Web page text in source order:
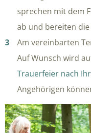
sprechen mit dem
ab und bereiten
Am vereinbarten
Auf Wunsch wird
Trauerfeier nach
Angehörigen